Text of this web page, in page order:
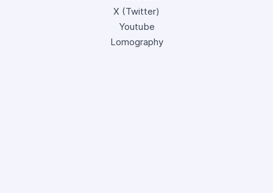
X (Twitter)
Youtube
Lomography